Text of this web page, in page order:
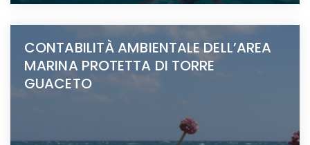
CONTABILITÀ AMBIENTALE DELL’AREA
MARINA PROTETTA DI TORRE
GUACETO